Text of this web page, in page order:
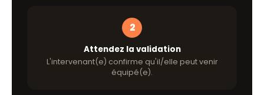
2
Attendez la validation
L'intervenant(e) confirme qu'il/elle peut venir
équipé(e).